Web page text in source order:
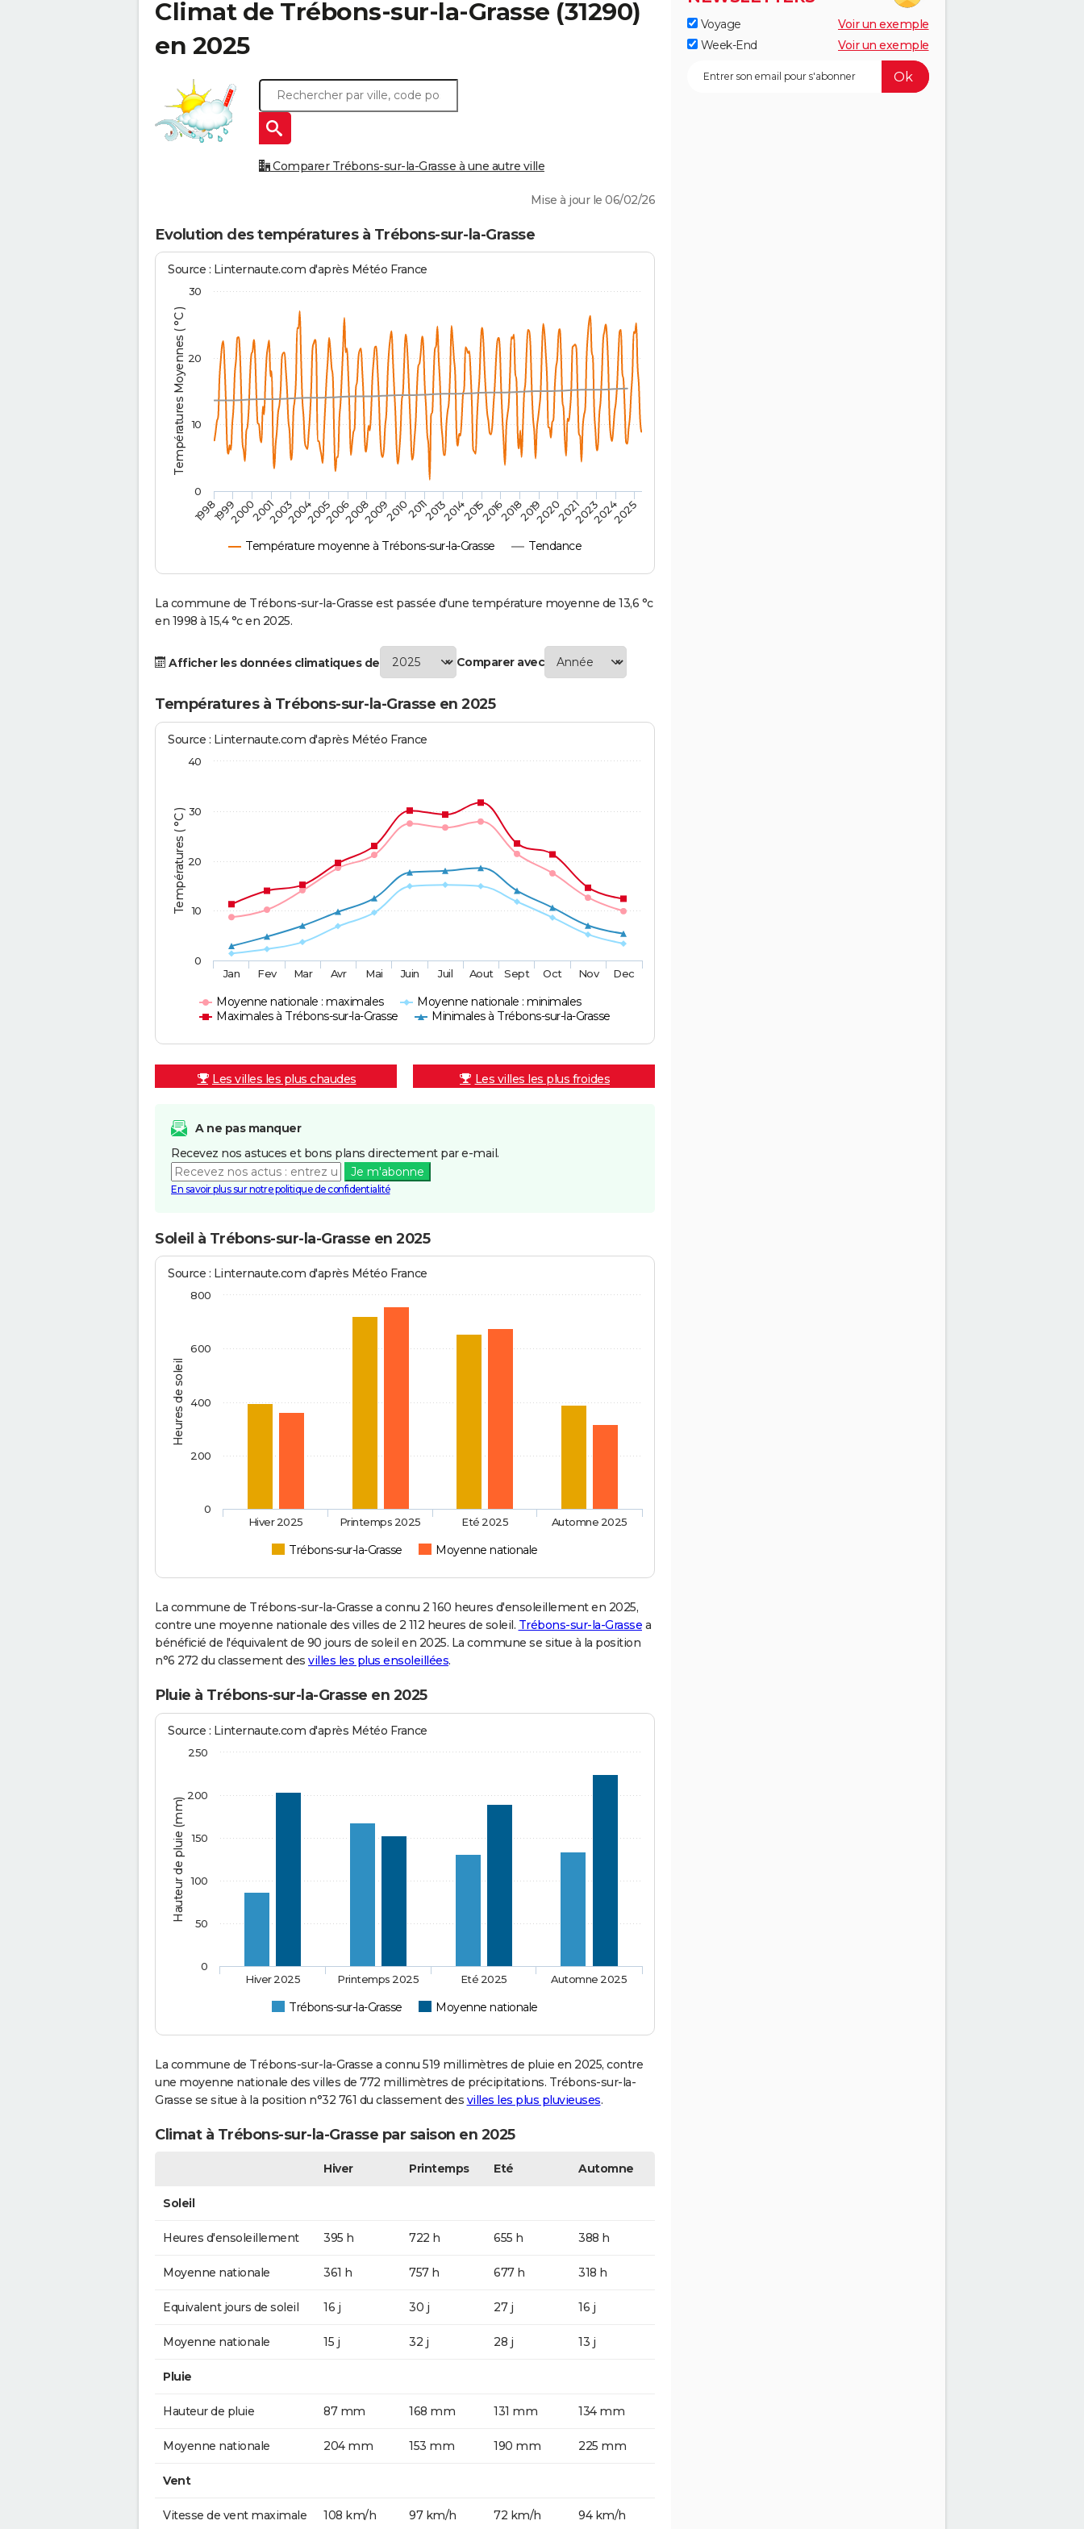
Climat de Trébons-sur-la-Grasse (31290)
en 2025
Comparer Trébons-sur-la-Grasse à une autre ville
Mise à jour le 06/02/26
Evolution des températures à Trébons-sur-la-Grasse
Températures Moyennes ( °C )
Source : Linternaute.com d'après Météo France
Température moyenne à Trébons-sur-la-Grasse Tendance
1998 2014
199920002001200320042005200620082009201020112013 201520162018201920202021202320242025
0
10
20
30
La commune de Trébons-sur-la-Grasse est passée d'une température moyenne de 13,6 °c
en 1998 à 15,4 °c en 2025.
Afficher les données climatiques de Comparer avec
Températures à Trébons-sur-la-Grasse en 2025
Températures ( °C )
Source : Linternaute.com d'après Météo France
Moyenne nationale : maximales
Moyenne nationale : minimales
Maximales à Trébons-sur-la-Grasse
Minimales à Trébons-sur-la-Grasse
Jan Fev Mar Avr Mai Juin Juil Aout Sept Oct Nov Dec
0
10
20
30
40
Les villes les plus chaudes Les villes les plus froides
A ne pas manquer
Recevez nos astuces et bons plans directement par e-mail.
Je m'abonne
En savoir plus sur notre politique de confidentialité
Soleil à Trébons-sur-la-Grasse en 2025
Heures de soleil
Source : Linternaute.com d'après Météo France
Trébons-sur-la-Grasse Moyenne nationale
Hiver 2025 Printemps 2025 Eté 2025 Automne 2025
0
200
400
600
800
La commune de Trébons-sur-la-Grasse a connu 2 160 heures d'ensoleillement en 2025,
contre une moyenne nationale des villes de 2 112 heures de soleil. Trébons-sur-la-Grasse a
bénéficié de l'équivalent de 90 jours de soleil en 2025. La commune se situe à la position
n°6 272 du classement des villes les plus ensoleillées.
Pluie à Trébons-sur-la-Grasse en 2025
Hauteur de pluie (mm)
Source : Linternaute.com d'après Météo France
Trébons-sur-la-Grasse Moyenne nationale
Hiver 2025 Printemps 2025 Eté 2025 Automne 2025
0
50
100
150
200
250
La commune de Trébons-sur-la-Grasse a connu 519 millimètres de pluie en 2025, contre
une moyenne nationale des villes de 772 millimètres de précipitations. Trébons-sur-la-
Grasse se situe à la position n°32 761 du classement des villes les plus pluvieuses.
Climat à Trébons-sur-la-Grasse par saison en 2025
Hiver Printemps Eté Automne
Soleil
Heures d'ensoleillement 395 h 722 h 655 h 388 h
Moyenne nationale 361 h 757 h 677 h 318 h
Equivalent jours de soleil 16 j 30 j 27 j 16 j
Moyenne nationale 15 j 32 j 28 j 13 j
Pluie
Hauteur de pluie 87 mm 168 mm 131 mm 134 mm
Moyenne nationale 204 mm 153 mm 190 mm 225 mm
Vent
Vitesse de vent maximale 108 km/h 97 km/h 72 km/h 94 km/h
Voyage
Voir un exemple
Week-End
Voir un exemple